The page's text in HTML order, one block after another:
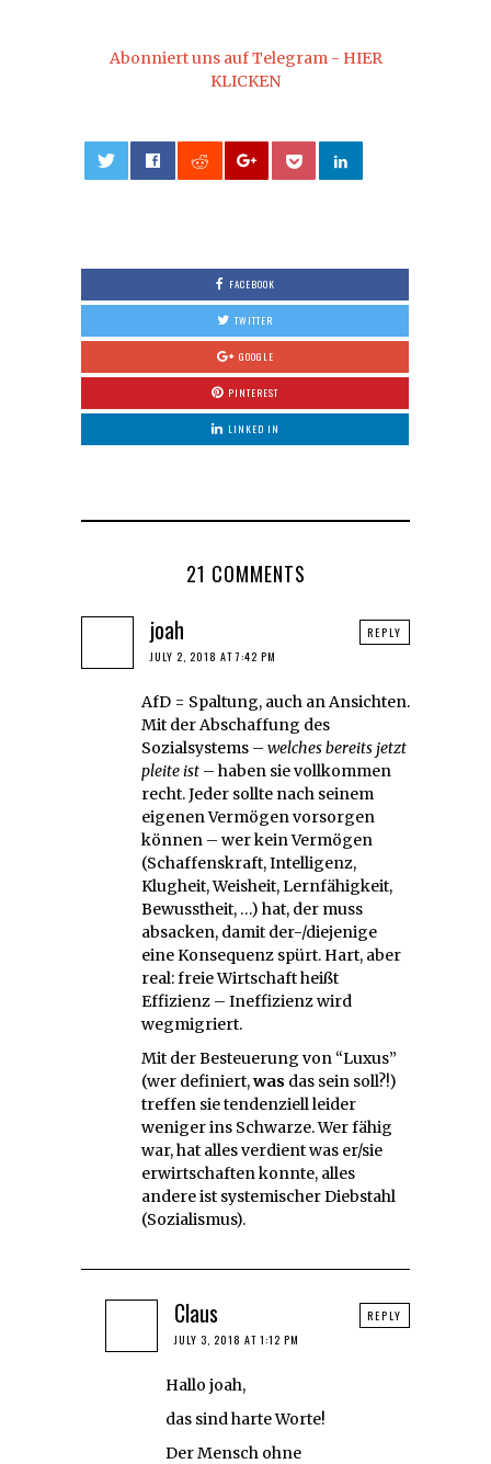
Abonniert uns auf Telegram - HIER
KLICKEN
FACEBOOK
TWITTER
GOOGLE
PINTEREST
LINKED IN
21 COMMENTS
joah
JULY 2, 2018 AT 7:42 PM
AfD = Spaltung, auch an Ansichten.
Mit der Abschaffung des
Sozialsystems – welches bereits jetzt
pleite ist – haben sie vollkommen
recht. Jeder sollte nach seinem
eigenen Vermögen vorsorgen
können – wer kein Vermögen
(Schaffenskraft, Intelligenz,
Klugheit, Weisheit, Lernfähigkeit,
Bewusstheit, …) hat, der muss
absacken, damit der-/diejenige
eine Konsequenz spürt. Hart, aber
real: freie Wirtschaft heißt
Effizienz – Ineffizienz wird
wegmigriert.
Mit der Besteuerung von “Luxus”
(wer definiert,was das sein soll?!)
treffen sie tendenziell leider
weniger ins Schwarze. Wer fähig
war, hat alles verdient was er/sie
erwirtschaften konnte, alles
andere ist systemischer Diebstahl
(Sozialismus).
REPLY
Claus
JULY 3, 2018 AT 1:12 PM
Hallo joah,
das sind harte Worte!
Der Mensch ohne
REPLY